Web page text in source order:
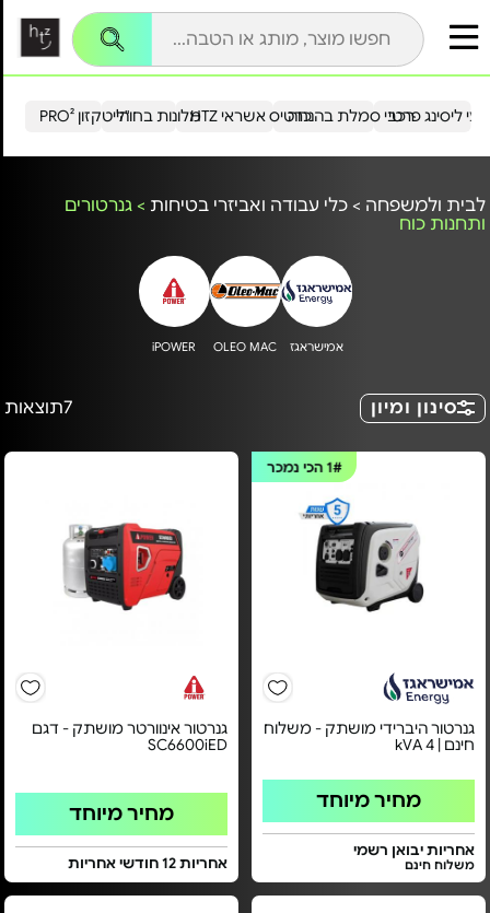
הייטקזון PRO²מלונות בחו"ל כרטיס אשראי HTZ ליסינג פרטירכבי סמלת בהנחה
לבית ולמשפחה > כלי עבודה ואביזרי בטיחות > גנרטורים
ותחנות כוח
אמישראגז OLEO MAC
iPOWER
סינון ומיון 7תוצאות
1#הכי נמכר
גנרטור היברידי מושתק - משלוח
חינם | 4 kVA
מחיר מיוחד
אחריות יבואן רשמי
משלוח חינם
גנרטור אינוורטר מושתק - דגם
SC6600iED
מחיר מיוחד
אחריות 12 חודשי אחריות